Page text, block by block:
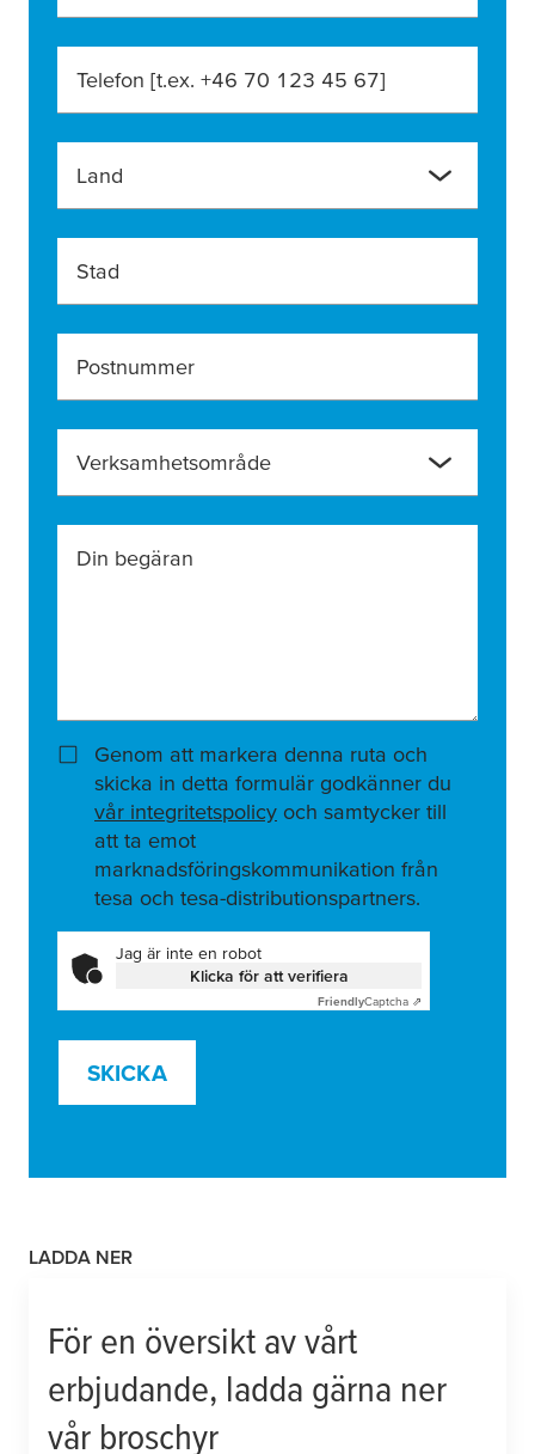
Telefon [t.ex. +46 70 123 45 67]
Land
Stad
Postnummer
Verksamhetsområde
Din begäran
Genom att markera denna ruta och
skicka in detta formulär godkänner du
vår integritetspolicy och samtycker till
att ta emot
marknadsföringskommunikation från
tesa och tesa-distributionspartners.
Jag är inte en robot
Klicka för att verifiera
FriendlyCaptcha ⇗
SKICKA
LADDA NER
För en översikt av vårt
erbjudande, ladda gärna ner
vår broschyr